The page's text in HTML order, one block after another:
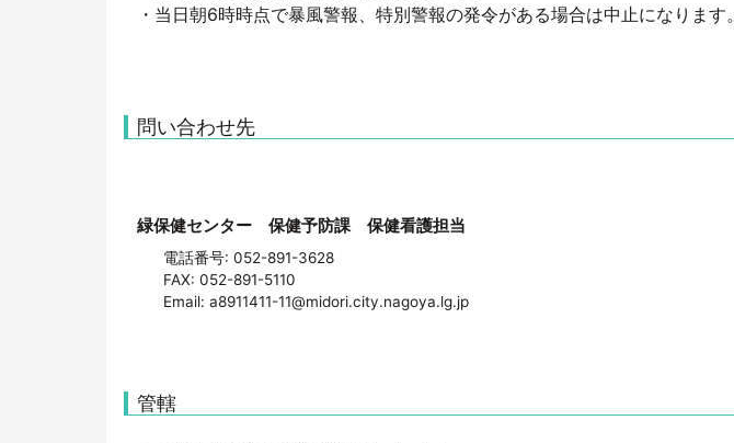
・当日朝6時時点で暴風警報、特別警報の発令がある場合は中止になります。
問い合わせ先
緑保健センター 保健予防課 保健看護担当
電話番号: 052-891-3628
FAX: 052-891-5110
Email: a8911411-11@midori.city.nagoya.lg.jp
管轄